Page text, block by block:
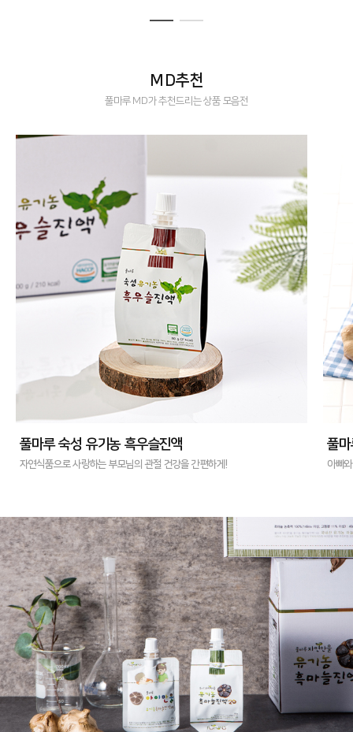
MD추천
풀마루 MD가 추천드리는 상품 모음전
풀마루 자연만을 유기농 가족세트 흑마늘 부자세트
아빠와 아이 함께 느끼는 유기농 불끈 에너지 !